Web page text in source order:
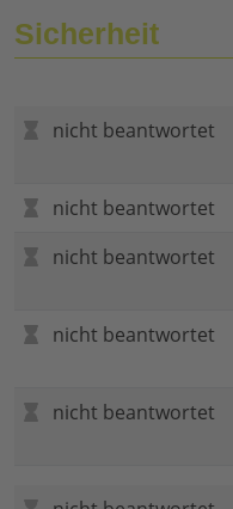
Sicherheit
nicht beantwortet
nicht beantwortet
nicht beantwortet
nicht beantwortet
nicht beantwortet